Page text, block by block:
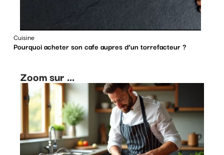
Cuisine
Pourquoi acheter son cafe aupres d’un torrefacteur ?
Zoom sur ...